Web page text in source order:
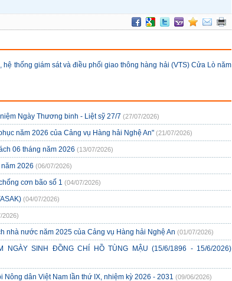
thống giám sát và điều phối giao thông hàng hải (VTS) Cửa Lò năm
Ngày Thương binh - Liệt sỹ 27/7 (27/07/2026)
năm 2026 của Cảng vụ Hàng hải Nghệ An" (21/07/2026)
06 tháng năm 2026 (13/07/2026)
2026 (06/07/2026)
cơn bão số 1 (04/07/2026)
(04/07/2026)
2026)
nhà nước năm 2025 của Cảng vụ Hàng hải Nghệ An (01/07/2026)
NGÀY SINH ĐỒNG CHÍ HỒ TÙNG MẬU (15/6/1896 - 15/6/2026)
dân Việt Nam lần thứ IX, nhiệm kỳ 2026 - 2031 (09/06/2026)